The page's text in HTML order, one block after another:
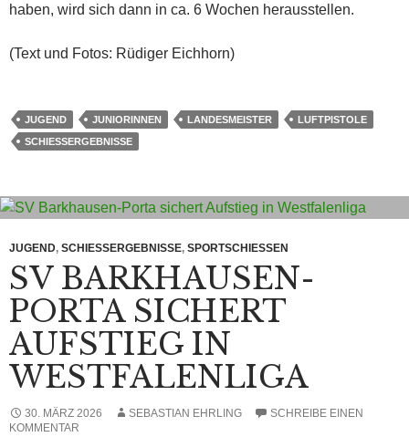
haben, wird sich dann in ca. 6 Wochen herausstellen.
(Text und Fotos: Rüdiger Eichhorn)
JUGEND JUNIORINNEN LANDESMEISTER
LUFTPISTOLE
SCHIESSERGEBNISSE
JUGEND, SCHIESSERGEBNISSE , SPORTSCHIESSEN
SV BARKHAUSEN-
PORTA SICHERT
AUFSTIEG IN
WESTFALENLIGA
30. MÄRZ 2026 SEBASTIAN EHRLING
SCHREIBE EINEN
KOMMENTAR